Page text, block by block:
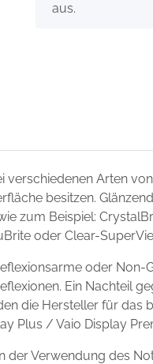
aus.
verschiedenen Arten von
besitzen.
zum Beispiel:
oder Clear-
oder
Ein Nachteil
die Hersteller für das
Plus / Vaio Display
Verwendung des